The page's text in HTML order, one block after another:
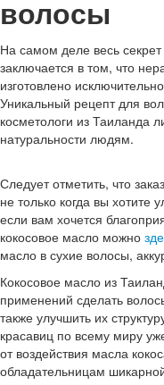
волосы
На самом деле весь
заключается в том, что
изготовлено
Уникальный рецепт для
косметологи из Таиланда
натуральности людям.
Следует отметить, что
не только когда вы хотите
если вам хочется
кокосовое масло можно
масло в сухие волосы,
Кокосовое масло из
применений сделать
также улучшить их
красавиц по всему миру
от воздействия масла
обладательницам